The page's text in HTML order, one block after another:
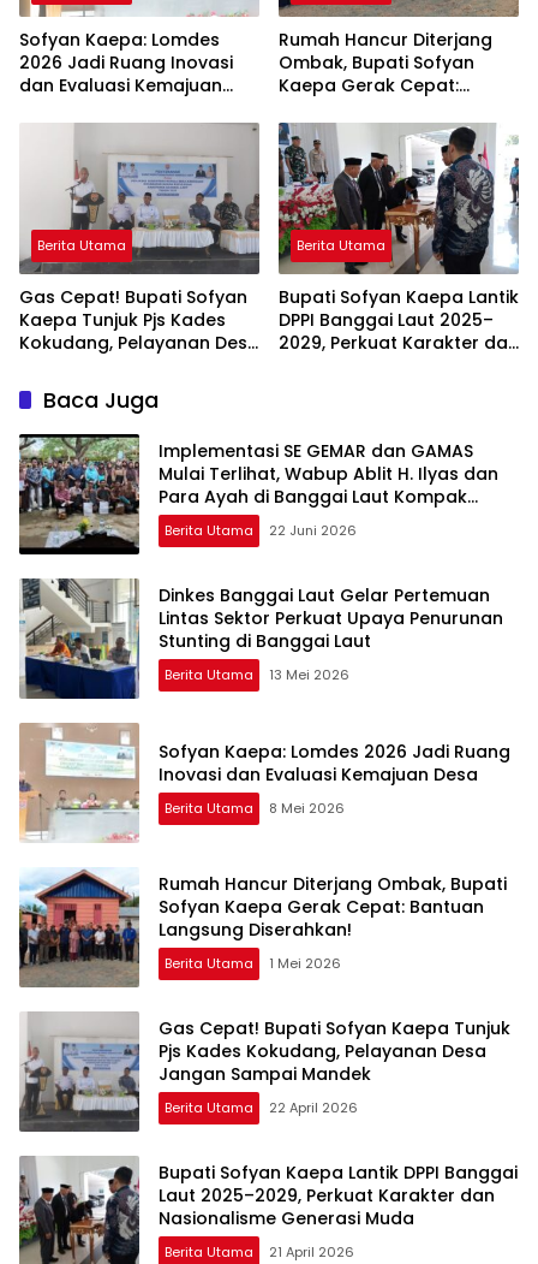
Sofyan Kaepa: Lomdes
2026 Jadi Ruang Inovasi
dan Evaluasi Kemajuan
Rumah Hancur Diterjang
Ombak, Bupati Sofyan
Kaepa Gerak Cepat:
Diserahkan!
Berita Utama
Gas Cepat! Bupati Sofyan
Kaepa Tunjuk Pjs Kades
Kokudang, Pelayanan Desa
Berita Utama
Bupati Sofyan Kaepa Lantik
DPPI Banggai Laut 2025–
2029, Perkuat Karakter dan
Baca Juga
Implementasi SE GEMAR dan GAMAS
Mulai Terlihat, Wabup Ablit H. Ilyas dan
Para Ayah di Banggai Laut Kompak
Ambil Rapor Anak
Berita Utama 22 Juni 2026
Dinkes Banggai Laut Gelar Pertemuan
Lintas Sektor Perkuat Upaya Penurunan
Stunting di Banggai Laut
Berita Utama 13 Mei 2026
Sofyan Kaepa: Lomdes 2026 Jadi Ruang
Inovasi dan Evaluasi Kemajuan Desa
Berita Utama 8 Mei 2026
Rumah Hancur Diterjang Ombak, Bupati
Sofyan Kaepa Gerak Cepat: Bantuan
Langsung Diserahkan!
Berita Utama 1 Mei 2026
Gas Cepat! Bupati Sofyan Kaepa Tunjuk
Pjs Kades Kokudang, Pelayanan Desa
Jangan Sampai Mandek
Berita Utama 22 April 2026
Bupati Sofyan Kaepa Lantik DPPI Banggai
Laut 2025–2029, Perkuat Karakter dan
Nasionalisme Generasi Muda
Berita Utama 21 April 2026